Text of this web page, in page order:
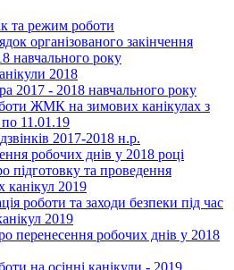
та режим роботи
організованого закінчення
навчального року
2018
2017 - 2018 навчального року
ЖМК на зимових канікулах з
11.01.19
2017-2018 н.р.
робочих днів у 2018 році
підготовку та проведення
канікул 2019
роботи та заходи безпеки під час
2019
перенесення робочих днів у 2018
на осінні канікули - 2019